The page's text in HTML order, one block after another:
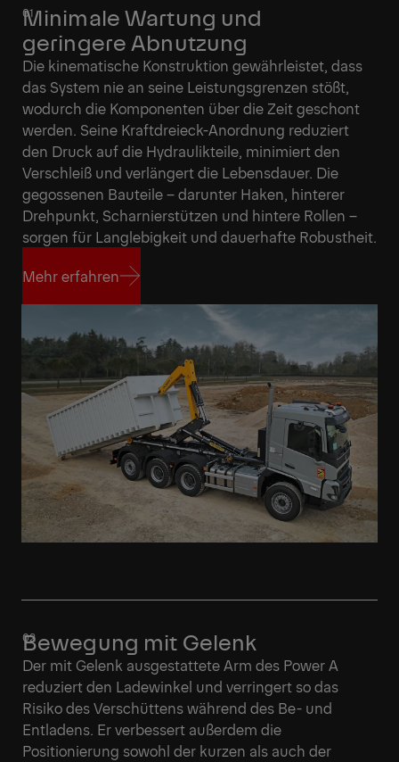
Minimale Wartung und
geringere Abnutzung
Die kinematische Konstruktion gewährleistet, dass
das System nie an seine Leistungsgrenzen stößt,
wodurch die Komponenten über die Zeit geschont
werden. Seine Kraftdreieck-Anordnung reduziert
den Druck auf die Hydraulikteile, minimiert den
Verschleiß und verlängert die Lebensdauer. Die
gegossenen Bauteile – darunter Haken, hinterer
Drehpunkt, Scharnierstützen und hintere Rollen –
sorgen für Langlebigkeit und dauerhafte Robustheit.
Mehr erfahren
Mehr erfahren
Bewegung mit Gelenk
Der mit Gelenk ausgestattete Arm des Power A
reduziert den Ladewinkel und verringert so das
Risiko des Verschüttens während des Be- und
Entladens. Er verbessert außerdem die
Positionierung sowohl der kurzen als auch der